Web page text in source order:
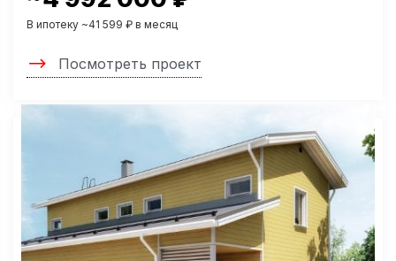
В ипотеку ~41 599 ₽ в месяц
Посмотреть проект